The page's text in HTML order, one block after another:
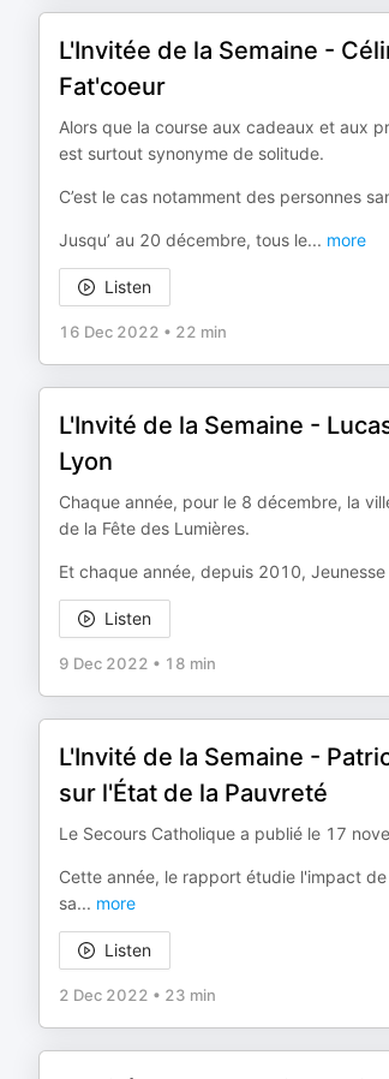
L'Invitée de la Semaine -
Fat'coeur
Alors que la course aux cadeaux et aux
est surtout synonyme de solitude.
C’est le cas notamment des personnes
Jusqu’ au 20 décembre, tous le... more
Listen
16 Dec 2022 • 22 min
L'Invité de la Semaine -
Lyon
Chaque année, pour le 8 décembre, la
de la Fête des Lumières.
Et chaque année, depuis 2010,
Listen
9 Dec 2022 • 18 min
L'Invité de la Semaine -
sur l'État de la Pauvreté
Le Secours Catholique a publié le 17
Cette année, le rapport étudie l'impact
sa... more
Listen
2 Dec 2022 • 23 min